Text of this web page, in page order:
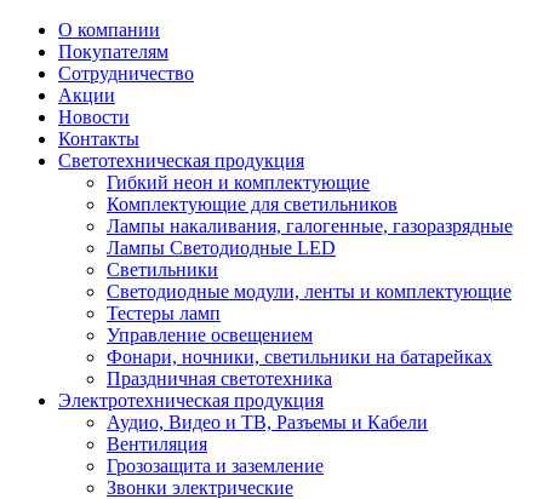
О компании
Покупателям
Сотрудничество
Акции
Новости
Контакты
Светотехническая продукция
Гибкий неон и комплектующие
Комплектующие для светильников
Лампы накаливания, галогенные, газоразрядные
Лампы Светодиодные LED
Светильники
Светодиодные модули, ленты и комплектующие
Тестеры ламп
Управление освещением
Фонари, ночники, светильники на батарейках
Праздничная светотехника
Электротехническая продукция
Аудио, Видео и ТВ, Разъемы и Кабели
Вентиляция
Грозозащита и заземление
Звонки электрические